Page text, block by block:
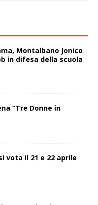
Montalbano Jonico
in difesa della scuola
“Tre Donne in
vota il 21 e 22 aprile